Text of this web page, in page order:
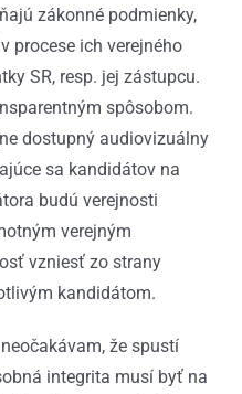
zákonné podmienky,
procese ich verejného
SR, resp. jej zástupcu.
spôsobom.
dostupný audiovizuálny
sa kandidátov na
budú verejnosti
verejným
vzniesť zo strany
kandidátom.
že spustí
integrita musí byť na